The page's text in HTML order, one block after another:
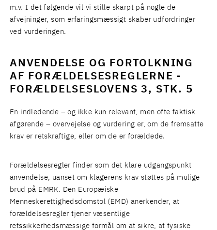
m.v. I det følgende vil vi stille skarpt på nogle de
afvejninger, som erfaringsmæssigt skaber udfordringer
ved vurderingen.
ANVENDELSE OG FORTOLKNING
AF FORÆLDELSESREGLERNE -
FORÆLDELSESLOVENS 3, STK. 5
En indledende – og ikke kun relevant, men ofte faktisk
afgørende – overvejelse og vurdering er, om de fremsatte
krav er retskraftige, eller om de er forældede.
Forældelsesregler finder som det klare udgangspunkt
anvendelse, uanset om klagerens krav støttes på mulige
brud på EMRK. Den Europæiske
Menneskerettighedsdomstol (EMD) anerkender, at
forældelsesregler tjener væsentlige
retssikkerhedsmæssige formål om at sikre, at fysiske